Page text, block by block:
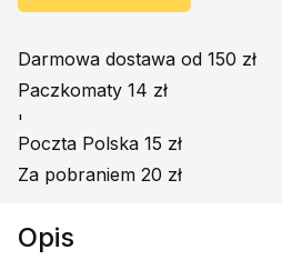
Darmowa dostawa od 150 zł
Paczkomaty 14 zł
'
Poczta Polska 15 zł
Za pobraniem 20 zł
Opis